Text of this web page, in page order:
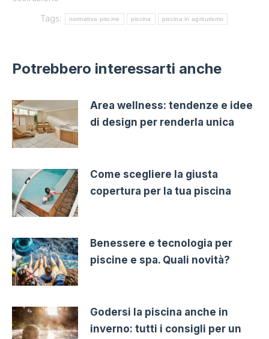
Tags:
normativa piscine piscina piscina in agriturismo
Potrebbero interessarti anche
Area wellness: tendenze e idee
di design per renderla unica
Come scegliere la giusta
copertura per la tua piscina
Benessere e tecnologia per
piscine e spa. Quali novità?
Godersi la piscina anche in
inverno: tutti i consigli per un